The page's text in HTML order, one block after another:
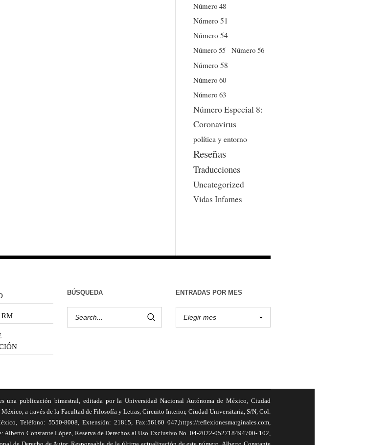
Número 48
Número 51
Número 54
Número 55
Número 56
Número 58
Número 60
Número 63
Número Especial 8:
Coronavirus
política y entorno
Reseñas
Traducciones
Uncategorized
Vidas Infames
RM
BÚSQUEDA ENTRADAS POR MES
una publicación bimestral, editada por la Universidad Nacional Autónoma de México, Ciudad
a través de la Facultad de Filosofía y Letras, Circuito Interior, Ciudad Universitaria, S/N, Col.
Teléfono: 5550-8008, Extensión: 21815, Fax:56160 047,https://reflexionesmarginales.com,
Constante López, Reserva de Derechos al Uso Exclusivo No. 04-2022-052718494700- 102,